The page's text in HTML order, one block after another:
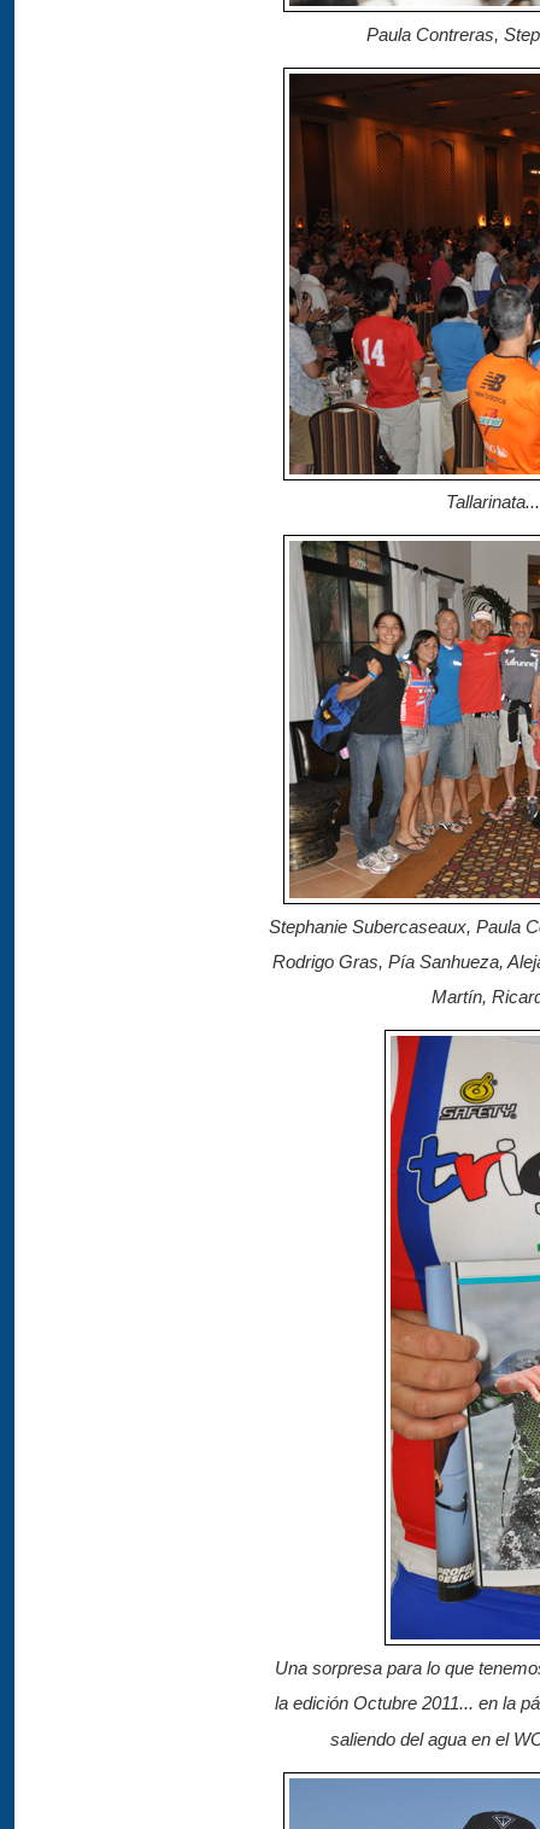
Paula Contreras,
Stephanie Subercaseaux, Paula
Rodrigo Gras, Pía Sanhueza,
Martín,
Una sorpresa para lo que
la edición Octubre 2011... en la
saliendo del agua en el